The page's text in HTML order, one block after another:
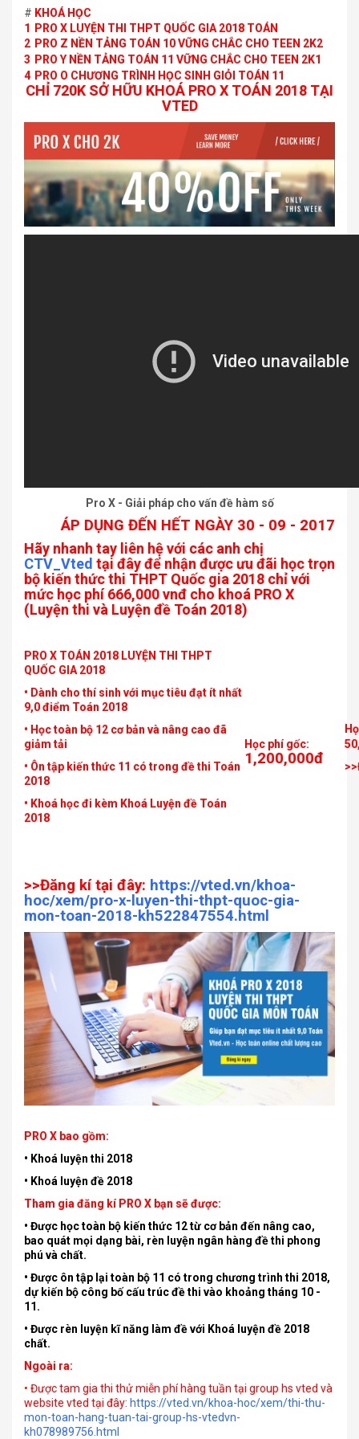
# KHOÁ HỌC
1
PRO X LUYỆN THI THPT QUỐC GIA 2018 TOÁN
2 PRO Z NỀN TẢNG TOÁN 10 VỮNG CHẮC CHO TEEN 2K2
3 PRO Y NỀN TẢNG TOÁN 11 VỮNG CHẮC CHO TEEN 2K1
4 PRO O CHƯƠNG TRÌNH HỌC SINH GIỎI TOÁN 11
CHỈ 720K SỞ HỮU KHOÁ PRO X TOÁN 2018 TẠI
VTED
Pro X - Giải pháp cho vấn đề hàm số
ÁP DỤNG ĐẾN HẾT NGÀY 30 - 09 - 2017
Hãy nhanh tay liên hệ với các anh chị
CTV_Vted tại đây để nhận được ưu đãi học trọn
bộ kiến thức thi THPT Quốc gia 2018 chỉ với
mức học phí 666,000 vnđ cho khoá PRO X
(Luyện thi và Luyện đề Toán 2018)
PRO X TOÁN 2018 LUYỆN THI THPT
QUỐC GIA 2018
• Dành cho thí sinh với mục tiêu đạt ít nhất
9,0 điểm Toán 2018
• Học toàn bộ 12 cơ bản và nâng cao đã
giảm tải
• Ôn tập kiến thức 11 có trong đề thi Toán
2018
• Khoá học đi kèm Khoá Luyện đề Toán
2018
Học phí gốc:
1,200,000đ
>>Đăng kí tại đây: https://vted.vn/khoa-
hoc/xem/pro-x-luyen-thi-thpt-quoc-gia-
mon-toan-2018-kh522847554.html
PRO X bao gồm:
• Khoá luyện thi 2018
• Khoá luyện đề 2018
Tham gia đăng kí PRO X bạn sẽ được:
• Được học toàn bộ kiến thức 12 từ cơ bản đến nâng cao,
bao quát mọi dạng bài, rèn luyện ngân hàng đề thi phong
phú và chất.
• Được ôn tập lại toàn bộ 11 có trong chương trình thi 2018,
dự kiến bộ công bố cấu trúc đề thi vào khoảng tháng 10 -
11.
• Được rèn luyện kĩ năng làm đề với Khoá luyện đề 2018
chất.
Ngoài ra:
• Được tam gia thi thử miễn phí hàng tuần tại group hs vted và
website vted tại đây: https://vted.vn/khoa-hoc/xem/thi-thu-
mon-toan-hang-tuan-tai-group-hs-vtedvn-
kh078989756.html